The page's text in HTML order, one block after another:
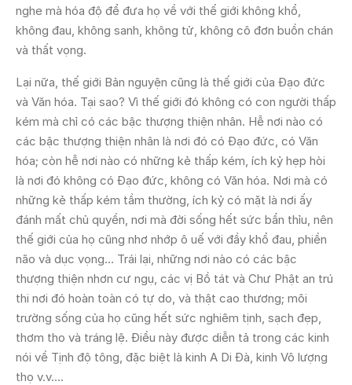
nghe mà hóa độ để đưa họ về với thế giới không khổ,
không đau, không sanh, không tử, không cô đơn buồn chán
và thất vọng.
Lại nữa, thế giới Bản nguyện cũng là thế giới của Đạo đức
và Văn hóa. Tại sao? Vì thế giới đó không có con người thấp
kém mà chỉ có các bậc thượng thiện nhân. Hễ nơi nào có
các bậc thượng thiện nhân là nơi đó có Đạo đức, có Văn
hóa; còn hễ nơi nào có những kẻ thấp kém, ích kỷ hẹp hòi
là nơi đó không có Đạo đức, không có Văn hóa. Nơi mà có
những kẻ thấp kém tầm thường, ích kỷ có mặt là nơi ấy
đánh mất chủ quyền, nơi mà đời sống hết sức bẩn thỉu, nên
thế giới của họ cũng nhơ nhớp ô uế với đầy khổ đau, phiền
não và dục vọng… Trái lại, những nơi nào có các bậc
thượng thiện nhơn cư ngụ, các vị Bồ tát và Chư Phật an trú
thi nơi đó hoàn toàn có tự do, và thật cao thương; môi
trường sống của họ cũng hết sức nghiêm tịnh, sạch đẹp,
thơm tho và tráng lệ. Điều này được diễn tả trong các kinh
nói về Tịnh độ tông, đặc biệt là kinh A Di Đà, kinh Vô lượng
thọ v.v….